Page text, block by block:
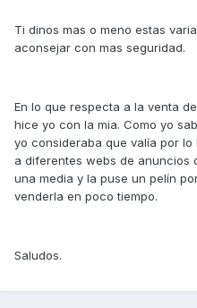
Ti dinos mas o meno estas
aconsejar con mas seguridad.
En lo que respecta a la venta
hice yo con la mia. Como yo
yo consideraba que valía por
a diferentes webs de anuncios
una media y la puse un pelín
venderla en poco tiempo.
Saludos.